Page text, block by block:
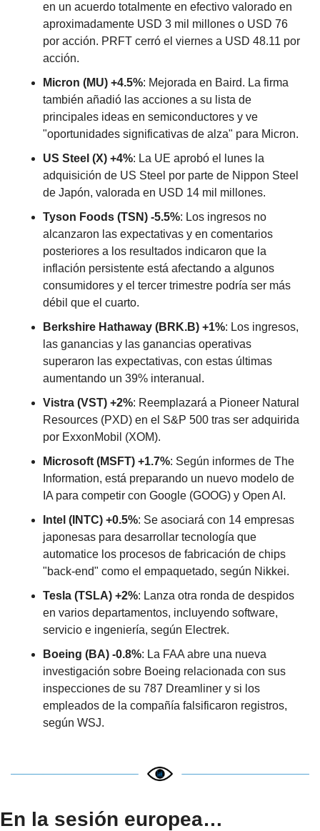
en un acuerdo totalmente en efectivo valorado en
aproximadamente USD 3 mil millones o USD 76
por acción. PRFT cerró el viernes a USD 48.11 por
acción.
Micron (MU) +4.5%: Mejorada en Baird. La firma
también añadió las acciones a su lista de
principales ideas en semiconductores y ve
"oportunidades significativas de alza" para Micron.
US Steel (X) +4%: La UE aprobó el lunes la
adquisición de US Steel por parte de Nippon Steel
de Japón, valorada en USD 14 mil millones.
Tyson Foods (TSN) -5.5%: Los ingresos no
alcanzaron las expectativas y en comentarios
posteriores a los resultados indicaron que la
inflación persistente está afectando a algunos
consumidores y el tercer trimestre podría ser más
débil que el cuarto.
Berkshire Hathaway (BRK.B) +1%: Los ingresos,
las ganancias y las ganancias operativas
superaron las expectativas, con estas últimas
aumentando un 39% interanual.
Vistra (VST) +2%: Reemplazará a Pioneer Natural
Resources (PXD) en el S&P 500 tras ser adquirida
por ExxonMobil (XOM).
Microsoft (MSFT) +1.7%: Según informes de The
Information, está preparando un nuevo modelo de
IA para competir con Google (GOOG) y Open AI.
Intel (INTC) +0.5%: Se asociará con 14 empresas
japonesas para desarrollar tecnología que
automatice los procesos de fabricación de chips
"back-end" como el empaquetado, según Nikkei.
Tesla (TSLA) +2%: Lanza otra ronda de despidos
en varios departamentos, incluyendo software,
servicio e ingeniería, según Electrek.
Boeing (BA) -0.8%: La FAA abre una nueva
investigación sobre Boeing relacionada con sus
inspecciones de su 787 Dreamliner y si los
empleados de la compañía falsificaron registros,
según WSJ.
En la sesión europea…